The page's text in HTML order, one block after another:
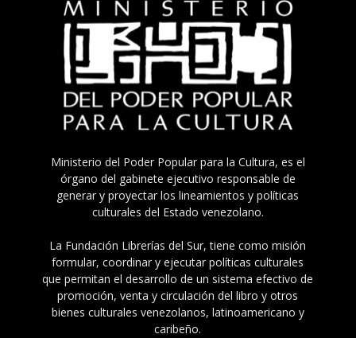
Ministerio del Poder Popular para la Cultura, es el
órgano del gabinete ejecutivo responsable de
generar y proyectar los lineamientos y políticas
culturales del Estado venezolano.
La Fundación Librerías del Sur, tiene como misión
formular, coordinar y ejecutar políticas culturales
que permitan el desarrollo de un sistema efectivo de
promoción, venta y circulación del libro y otros
bienes culturales venezolanos, latinoamericano y
caribeño.